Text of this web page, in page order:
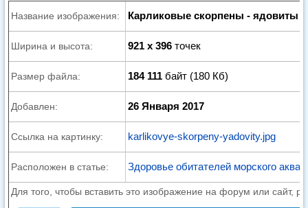
Название изображения: Карликовые скорпены - ядовиты
Ширина и высота: 921 x 396 точек
Размер файла: 184 111 байт (180 Кб)
Добавлен: 26 Января 2017
Ссылка на картинку: karlikovye-skorpeny-yadovity.jpg
Расположен в статье: Здоровье обитателей морского
Для того, чтобы вставить это изображение на форум или сайт,